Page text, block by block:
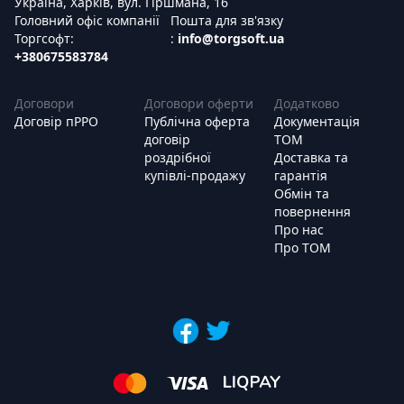
Головний офіс компанії
Торгсофт:
+380675583784
Пошта для зв'язку
: info@torgsoft.ua
Договори
Договір пРРО
Договори оферти
Публічна оферта
договір
роздрібної
купівлі-продажу
Додатково
Документація
ТОМ
Доставка та
гарантія
Обмін та
повернення
Про нас
Про ТОМ